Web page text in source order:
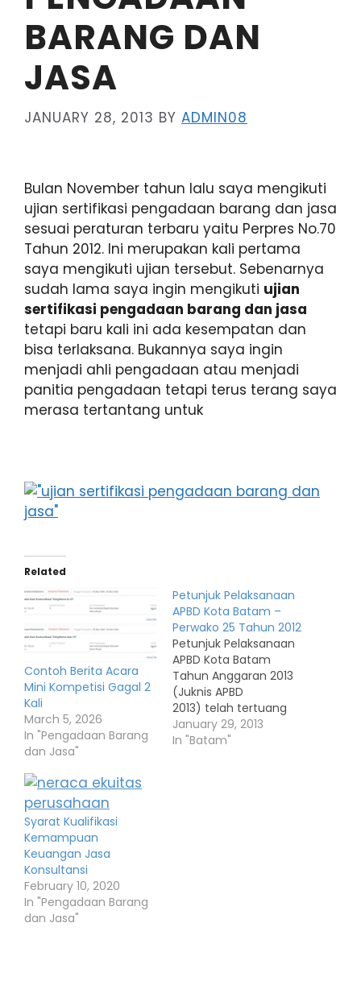
BARANG DAN
JASA
JANUARY 28, 2013 BY ADMIN08
Bulan November tahun lalu saya mengikuti
ujian sertifikasi pengadaan barang dan jasa
sesuai peraturan terbaru yaitu Perpres No.70
Tahun 2012. Ini merupakan kali pertama
saya mengikuti ujian tersebut. Sebenarnya
sudah lama saya ingin mengikuti ujian
sertifikasi pengadaan barang dan jasa
tetapi baru kali ini ada kesempatan dan
bisa terlaksana. Bukannya saya ingin
menjadi ahli pengadaan atau menjadi
panitia pengadaan tetapi terus terang saya
merasa tertantang untuk
Related
Contoh Berita Acara
Mini Kompetisi Gagal 2
Kali
March 5, 2026
In "Pengadaan Barang
dan Jasa"
Petunjuk Pelaksanaan
APBD Kota Batam –
Perwako 25 Tahun 2012
Petunjuk Pelaksanaan
APBD Kota Batam
Tahun Anggaran 2013
(Juknis APBD
2013) telah tertuang
dalam Perwako 25
Tahun 2012 sebagai
January 29, 2013
In "Batam"
Syarat Kualifikasi
Kemampuan
Keuangan Jasa
Konsultansi
February 10, 2020
In "Pengadaan Barang
dan Jasa"